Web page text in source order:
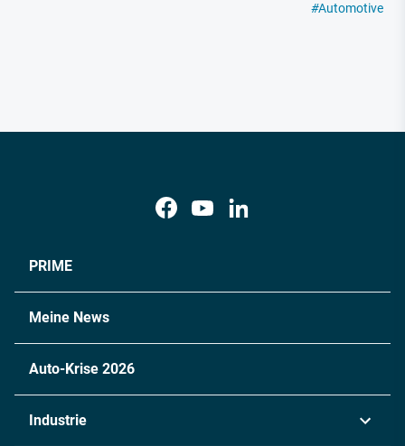
#Automotive
PRIME
Meine News
Auto-Krise 2026
Industrie